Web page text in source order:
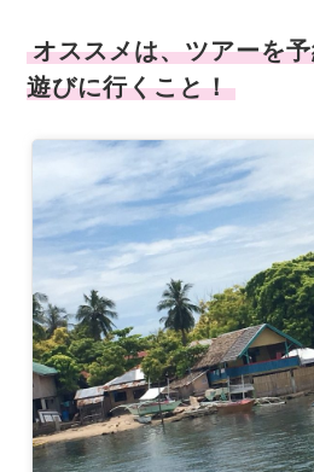
オススメは、ツアーを
遊びに行くこと！